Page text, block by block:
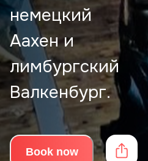
немецкий
Аахен и
лимбургский
Валкенбург.
Book now